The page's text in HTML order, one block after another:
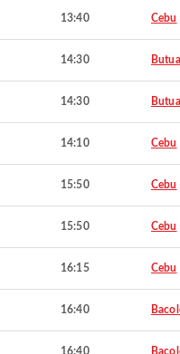
13:40 Cebu
14:30
14:30
14:10 Cebu
15:50 Cebu
15:50 Cebu
16:15 Cebu
16:40
16:40